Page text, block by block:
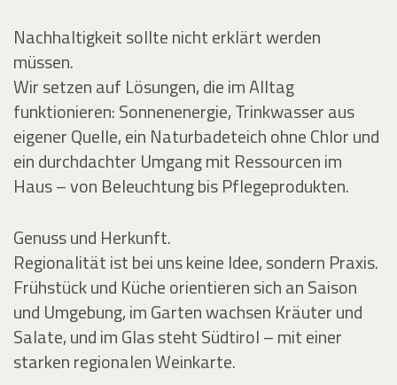
Nachhaltigkeit sollte nicht erklärt werden
müssen.
Wir setzen auf Lösungen, die im Alltag
funktionieren: Sonnenenergie, Trinkwasser aus
eigener Quelle, ein Naturbadeteich ohne Chlor und
ein durchdachter Umgang mit Ressourcen im
Haus – von Beleuchtung bis Pflegeprodukten.
Genuss und Herkunft.
Regionalität ist bei uns keine Idee, sondern Praxis.
Frühstück und Küche orientieren sich an Saison
und Umgebung, im Garten wachsen Kräuter und
Salate, und im Glas steht Südtirol – mit einer
starken regionalen Weinkarte.